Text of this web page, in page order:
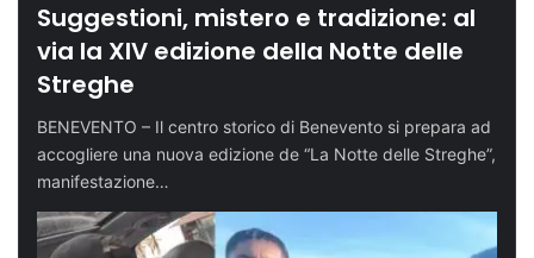
Suggestioni, mistero e tradizione: al
via la XIV edizione della Notte delle
Streghe
BENEVENTO – Il centro storico di Benevento si prepara ad
accogliere una nuova edizione de “La Notte delle Streghe”,
manifestazione…